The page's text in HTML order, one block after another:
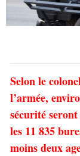
Selon le
l’armée,
sécurité
les 11 835
moins deux